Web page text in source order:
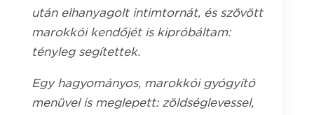
után elhanyagolt intimtornát, és szövött
marokkói kendőjét is kipróbáltam:
tényleg segítettek.
Egy hagyományos, marokkói gyógyító
menüvel is meglepett: zöldséglevessel,